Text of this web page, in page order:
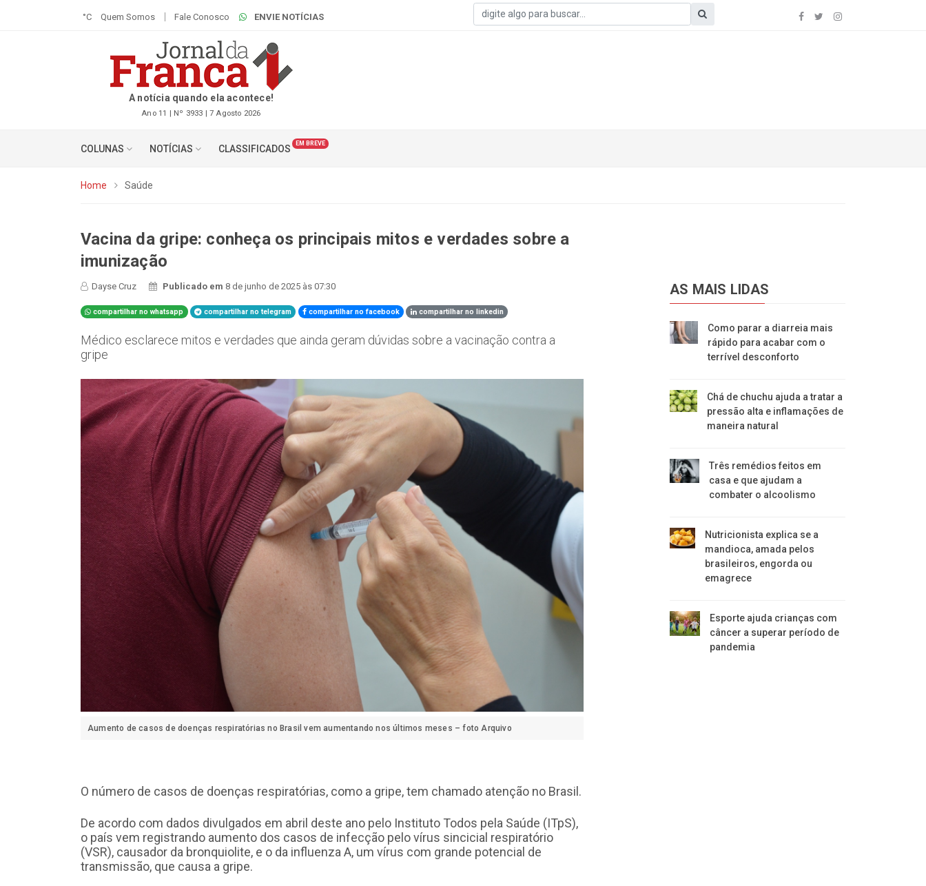
°C Quem Somos Fale Conosco ENVIE NOTÍCIAS
A notícia quando ela acontece!
Ano 11 | Nº 3933 | 7 Agosto 2026
COLUNAS NOTÍCIAS CLASSIFICADOS EM BREVE
Home Saúde
Vacina da gripe: conheça os principais mitos e verdades sobre a
imunização
Dayse Cruz Publicado em 8 de junho de 2025 às 07:30
compartilhar no whatsapp compartilhar no telegram compartilhar no facebook compartilhar no linkedin
Médico esclarece mitos e verdades que ainda geram dúvidas sobre a vacinação contra a
gripe
Aumento de casos de doenças respiratórias no Brasil vem aumentando nos últimos meses – foto Arquivo
O número de casos de doenças respiratórias, como a gripe, tem chamado atenção no Brasil.
De acordo com dados divulgados em abril deste ano pelo Instituto Todos pela Saúde (ITpS),
o país vem registrando aumento dos casos de infecção pelo vírus sincicial respiratório
(VSR), causador da bronquiolite, e o da influenza A, um vírus com grande potencial de
transmissão, que causa a gripe.
AS MAIS LIDAS
Como parar a diarreia mais
rápido para acabar com o
terrível desconforto
Chá de chuchu ajuda a tratar a
pressão alta e inflamações de
maneira natural
Três remédios feitos em
casa e que ajudam a
combater o alcoolismo
Nutricionista explica se a
mandioca, amada pelos
brasileiros, engorda ou
emagrece
Esporte ajuda crianças com
câncer a superar período de
pandemia